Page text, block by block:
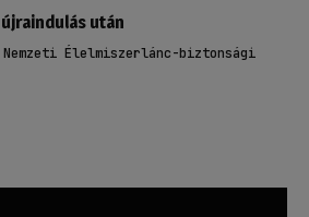
újraindulás után
Nemzeti Élelmiszerlánc-biztonsági